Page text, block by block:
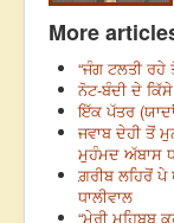
More
“ਜੰਗ ਟਲਤੀ ਰਹੇ
ਨੋਟ-ਬੰਦੀ ਦੇ
ਇੱਕ ਪੱਤਰ
ਜਵਾਬ ਦੇਹੀ ਤੋਂ
ਮੁਹੰਮਦ ਅੱਬਾਸ
ਗ਼ਰੀਬ ਲਹਿਰੋਂ ਪੇ
ਧਾਲੀਵਾਲ
“ਮੇਰੀ ਮਹਿਬੂਬ